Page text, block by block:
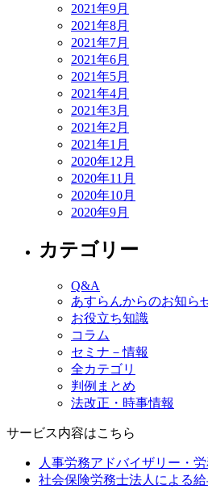
2021年9月
2021年8月
2021年7月
2021年6月
2021年5月
2021年4月
2021年3月
2021年2月
2021年1月
2020年12月
2020年11月
2020年10月
2020年9月
カテゴリー
Q&A
あすらんからのお知ら
お役立ち知識
コラム
セミナ－情報
全カテゴリ
判例まとめ
法改正・時事情報
サービス内容はこちら
人事労務アドバイザリー・
社会保険労務士法人による